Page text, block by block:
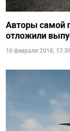
Авторы самой
отложили
10 февраля 2018, 17:39